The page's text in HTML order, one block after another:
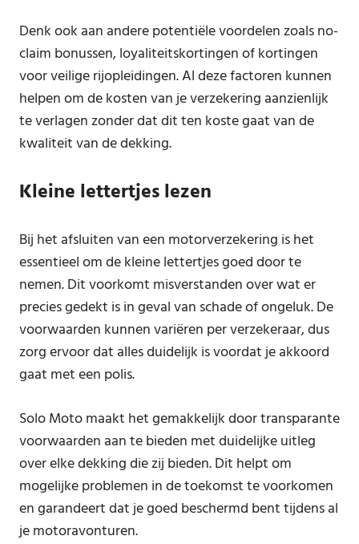
Denk ook aan andere potentiële voordelen zoals no-
claim bonussen, loyaliteitskortingen of kortingen
voor veilige rijopleidingen. Al deze factoren kunnen
helpen om de kosten van je verzekering aanzienlijk
te verlagen zonder dat dit ten koste gaat van de
kwaliteit van de dekking.
Kleine lettertjes lezen
Bij het afsluiten van een motorverzekering is het
essentieel om de kleine lettertjes goed door te
nemen. Dit voorkomt misverstanden over wat er
precies gedekt is in geval van schade of ongeluk. De
voorwaarden kunnen variëren per verzekeraar, dus
zorg ervoor dat alles duidelijk is voordat je akkoord
gaat met een polis.
Solo Moto maakt het gemakkelijk door transparante
voorwaarden aan te bieden met duidelijke uitleg
over elke dekking die zij bieden. Dit helpt om
mogelijke problemen in de toekomst te voorkomen
en garandeert dat je goed beschermd bent tijdens al
je motoravonturen.